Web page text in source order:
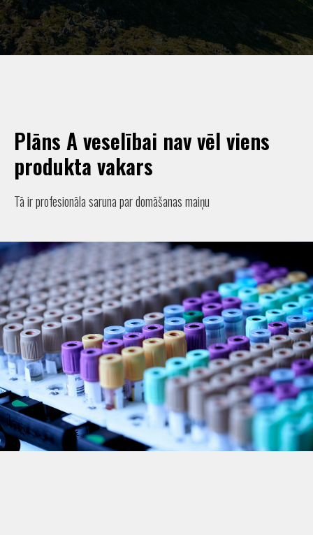
Plāns A veselībai nav vēl viens
produkta vakars
Tā ir profesionāla saruna par domāšanas maiņu